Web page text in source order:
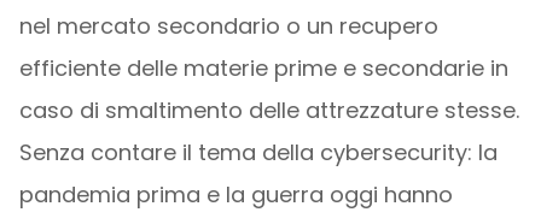
nel mercato secondario o un recupero
efficiente delle materie prime e secondarie in
caso di smaltimento delle attrezzature stesse.
Senza contare il tema della cybersecurity: la
pandemia prima e la guerra oggi hanno